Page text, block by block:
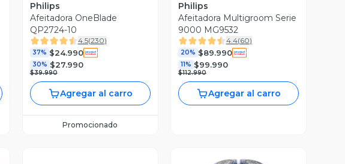
Philips
Afeitadora OneBlade
QP2724-10
4.5(230)
37% $24.990
30% $27.990
$39.990
Agregar al carro
Promocionado
Philips
Afeitadora Multigroom Serie
9000 MG9532
4.4(60)
20% $89.990
11% $99.990
$112.990
Agregar al carro